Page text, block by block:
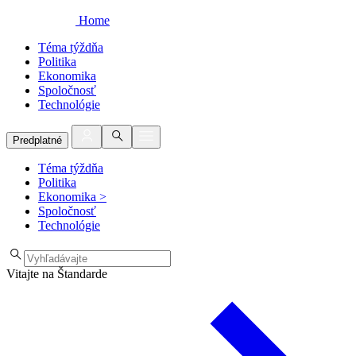
Home
Téma týždňa
Politika
Ekonomika
Spoločnosť
Technológie
Predplatné
Téma týždňa
Politika
Ekonomika >
Spoločnosť
Technológie
Vitajte na Štandarde